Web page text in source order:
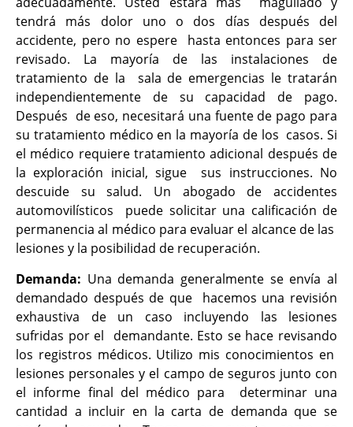
tendrá más dolor uno o dos días después del
accidente, pero no espere hasta entonces para ser
revisado. La mayoría de las instalaciones de
tratamiento de la sala de emergencias le tratarán
independientemente de su capacidad de pago.
Después de eso, necesitará una fuente de pago para
su tratamiento médico en la mayoría de los casos. Si
el médico requiere tratamiento adicional después de
la exploración inicial, sigue sus instrucciones. No
descuide su salud. Un abogado de accidentes
automovilísticos puede solicitar una calificación de
permanencia al médico para evaluar el alcance de las
lesiones y la posibilidad de recuperación.
Demanda: Una demanda generalmente se envía al
demandado después de que hacemos una revisión
exhaustiva de un caso incluyendo las lesiones
sufridas por el demandante. Esto se hace revisando
los registros médicos. Utilizo mis conocimientos en
lesiones personales y el campo de seguros junto con
el informe final del médico para determinar una
cantidad a incluir en la carta de demanda que se